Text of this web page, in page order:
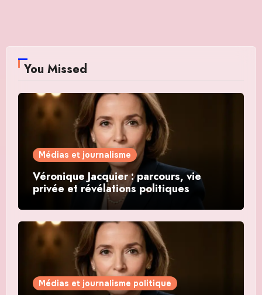
You Missed
Médias et journalisme
Véronique Jacquier : parcours, vie
privée et révélations politiques
Médias et journalisme politique